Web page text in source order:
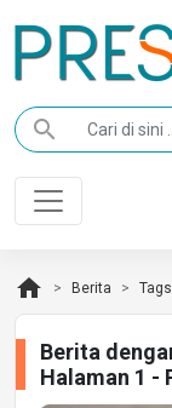
search
home Berita Tags
Berita
Halaman 1 -